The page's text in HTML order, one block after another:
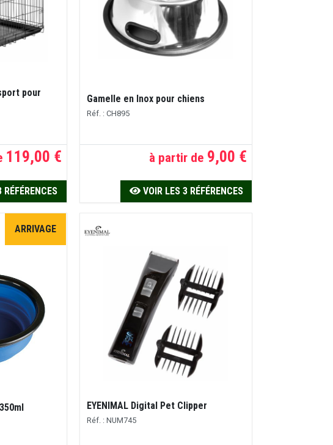
pour
119,00 €
RÉFÉRENCES
Gamelle en Inox pour chiens
Réf. : CH895
à partir de9,00 €
VOIR LES 3 RÉFÉRENCES
ARRIVAGE
EYENIMAL Digital Pet Clipper
Réf. : NUM745